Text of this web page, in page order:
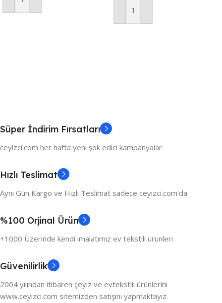
Sepete Ekle
Sepete Ekle
Süper İndirim Fırsatları
ceyizci.com her hafta yeni şok edici kampanyalar
Hızlı Teslimat
Aynı Gün Kargo ve Hızlı Teslimat sadece ceyizci.com'da
%100 Orjinal Ürün
+1000 Üzerinde kendi imalatımız ev tekstili ürünleri
Güvenilirlik
2004 yılından itibaren çeyiz ve evtekstili ürünlerini
www.ceyizci.com sitemizden satışını yapmaktayız.